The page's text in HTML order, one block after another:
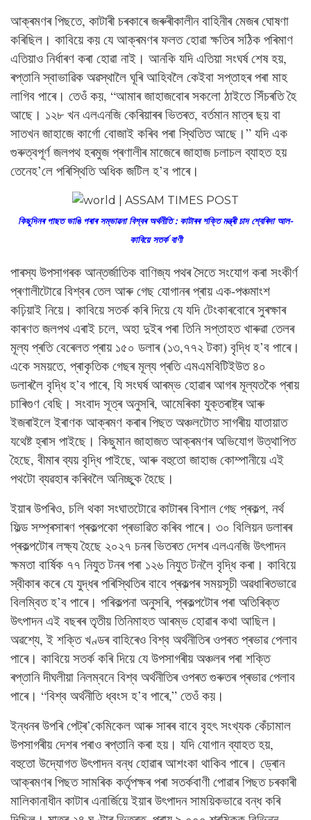
আক্ৰমণৰ পিছতে, কাটাৰী চৰকাৰে জৰুৰীকালীন বাহিনীৰ মেজৰ ঘোষণা
কৰিছিল। কাবিয়ে কয় যে আক্ৰমণৰ ফলত হোৱা ক্ষতিৰ সঠিক পৰিমাণ
এতিয়াও নিৰ্ধাৰণ কৰা হোৱা নাই। আনকি যদি এতিয়া সংঘৰ্ষ শেষ হয়,
ৰপ্তানি স্বাভাৱিক অৱস্থালৈ ঘূৰি আহিবলৈ কেইবা সপ্তাহৰ পৰা মাহ
লাগিব পাৰে। তেওঁ কয়, “আমাৰ জাহাজবোৰ সকলো ঠাইতে সিঁচৰতি হৈ
আছে। ১২৮ খন এলএনজি কেৰিয়াৰৰ ভিতৰত, বৰ্তমান মাত্ৰ ছয় বা
সাতখন জাহাজে কাৰ্গো বোজাই কৰিব পৰা স্থিতিত আছে।” যদি এক
গুৰুত্বপূৰ্ণ জলপথ হৰমুজ প্ৰণালীৰ মাজেৰে জাহাজ চলাচল ব্যাহত হয়
তেনেহ’লে পৰিস্থিতি অধিক জটিল হ’ব পাৰে।
কিছুদিনৰ পাছত ভাঙি পৰাৰ সম্ভাৱনা বিশ্বৰ অৰ্থনীতি : কাটাৰৰ শক্তি মন্ত্ৰী চাদ শ্বেৰিদা আল-
কাবিয়ে সতৰ্ক বাণী
পাৰস্য উপসাগৰক আন্তৰ্জাতিক বাণিজ্য পথৰ সৈতে সংযোগ কৰা সংকীৰ্ণ
প্ৰণালীটোৱে বিশ্বৰ তেল আৰু গেছ যোগানৰ প্ৰায় এক-পঞ্চমাংশ
কঢ়িয়াই নিয়ে। কাবিয়ে সতৰ্ক কৰি দিয়ে যে যদি টেংকাৰবোৰে সুৰক্ষাৰ
কাৰণত জলপথ এৰাই চলে, অহা দুইৰ পৰা তিনি সপ্তাহত খাৰুৱা তেলৰ
মূল্য প্ৰতি বেৰেলত প্ৰায় ১৫০ ডলাৰ (১৩,৭৭২ টকা) বৃদ্ধি হ’ব পাৰে।
একে সময়তে, প্ৰাকৃতিক গেছৰ মূল্য প্ৰতি এমএমবিটিইউত ৪০
ডলাৰলৈ বৃদ্ধি হ’ব পাৰে, যি সংঘৰ্ষ আৰম্ভ হোৱাৰ আগৰ মূল্যতকৈ প্ৰায়
চাৰিগুণ বেছি। সংবাদ সূত্ৰ অনুসৰি, আমেৰিকা যুক্তৰাষ্ট্ৰ আৰু
ইজৰাইলে ইৰাণক আক্ৰমণ কৰাৰ পিছত অঞ্চলটোত সাগৰীয় যাতায়াত
যথেষ্ট হ্ৰাস পাইছে। কিছুমান জাহাজত আক্ৰমণৰ অভিযোগ উত্থাপিত
হৈছে, বীমাৰ ব্যয় বৃদ্ধি পাইছে, আৰু বহুতো জাহাজ কোম্পানীয়ে এই
পথটো ব্যৱহাৰ কৰিবলৈ অনিচ্ছুক হৈছে।
ইয়াৰ উপৰিও, চলি থকা সংঘাতটোৱে কাটাৰৰ বিশাল গেছ প্ৰকল্প, নৰ্থ
ফিল্ড সম্প্ৰসাৰণ প্ৰকল্পকো প্ৰভাৱিত কৰিব পাৰে। ৩০ বিলিয়ন ডলাৰৰ
প্ৰকল্পটোৰ লক্ষ্য হৈছে ২০২৭ চনৰ ভিতৰত দেশৰ এলএনজি উৎপাদন
ক্ষমতা বাৰ্ষিক ৭৭ নিযুত টনৰ পৰা ১২৬ নিযুত টনলৈ বৃদ্ধি কৰা। কাবিয়ে
স্বীকাৰ কৰে যে যুদ্ধৰ পৰিস্থিতিৰ বাবে প্ৰকল্পৰ সময়সূচী অৱধাৰিতভাৱে
বিলম্বিত হ’ব পাৰে। পৰিকল্পনা অনুসৰি, প্ৰকল্পটোৰ পৰা অতিৰিক্ত
উৎপাদন এই বছৰৰ তৃতীয় তিনিমাহত আৰম্ভ হোৱাৰ কথা আছিল।
অৱশ্যে, ই শক্তি খণ্ডৰ বাহিৰেও বিশ্ব অৰ্থনীতিৰ ওপৰত প্ৰভাৱ পেলাব
পাৰে। কাবিয়ে সতৰ্ক কৰি দিয়ে যে উপসাগৰীয় অঞ্চলৰ পৰা শক্তি
ৰপ্তানি দীঘলীয়া নিলম্বনে বিশ্ব অৰ্থনীতিৰ ওপৰত গুৰুতৰ প্ৰভাৱ পেলাব
পাৰে। “বিশ্ব অৰ্থনীতি ধ্বংস হ’ব পাৰে,” তেওঁ কয়।
ইন্ধনৰ উপৰি পেট্ৰ’কেমিকেল আৰু সাৰৰ বাবে বৃহৎ সংখ্যক কেঁচামাল
উপসাগৰীয় দেশৰ পৰাও ৰপ্তানি কৰা হয়। যদি যোগান ব্যাহত হয়,
বহুতো উদ্যোগত উৎপাদন বন্ধ হোৱাৰ আশংকা থাকিব পাৰে। ড্ৰোন
আক্ৰমণৰ পিছত সামৰিক কৰ্তৃপক্ষৰ পৰা সতৰ্কবাণী পোৱাৰ পিছত চৰকাৰী
মালিকানাধীন কাটাৰ এনাৰ্জিয়ে ইয়াৰ উৎপাদন সাময়িকভাৱে বন্ধ কৰি